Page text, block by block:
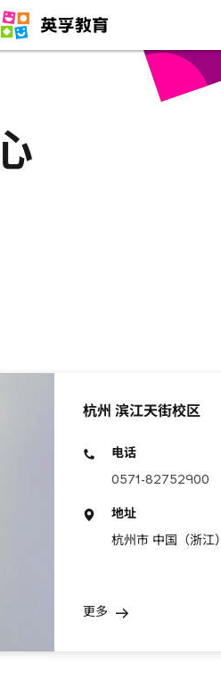
杭州 滨江天街校区
电话
0571-82752900
地址
杭州市 中国（浙江
更多